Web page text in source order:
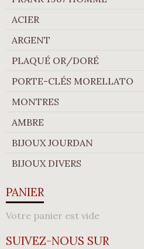
ACIER
ARGENT
PLAQUÉ OR/DORÉ
PORTE-CLÉS MORELLATO
MONTRES
AMBRE
BIJOUX JOURDAN
BIJOUX DIVERS
PANIER
Votre panier est vide
SUIVEZ-NOUS SUR